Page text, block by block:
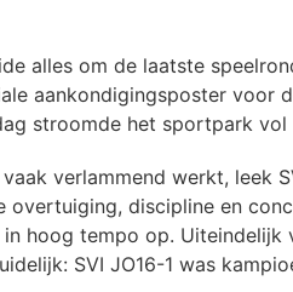
alles om de laatste
aankondigingsposter voor
stroomde het sportpark
vaak verlammend werkt, leek
overtuiging, discipline en
hoog tempo op. Uiteindelijk
SVI JO16-1 was